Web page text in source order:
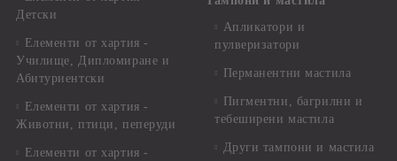
Детски
Елементи от хартия -
Училище, Дипломиране и
Абитуриентски
Елементи от хартия -
Животни, птици, пеперуди
Елементи от хартия -
Апликатори и
пулверизатори
Перманентни мастила
Пигментни, багрилни и
тебеширени мастила
Други тампони и мастила